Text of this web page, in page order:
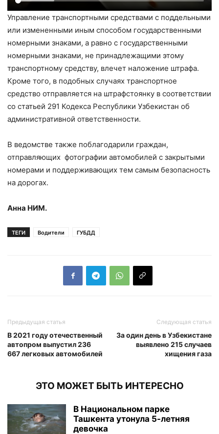
Управление транспортными средствами с поддельными
или измененными иным способом государственными
номерными знаками, а равно с государственными
номерными знаками, не принадлежащими этому
транспортному средству, влечет наложение штрафа.
Кроме того, в подобных случаях транспортное
средство отправляется на штрафстоянку в соответствии
со статьей 291 Кодекса Республики Узбекистан об
административной ответственности.
В ведомстве также поблагодарили граждан,
отправляющих фотографии автомобилей с закрытыми
номерами и поддерживающих тем самым безопасность
на дорогах.
Анна НИМ.
ТЕГИ Водители ГУБДД
Предыдущая статья
В 2021 году отечественный
автопром выпустил 236
667 легковых автомобилей
Следующая статья
За один день в Узбекистане
выявлено 215 случаев
хищения газа
ЭТО МОЖЕТ БЫТЬ ИНТЕРЕСНО
В Национальном парке
Ташкента утонула 5-летняя
девочка